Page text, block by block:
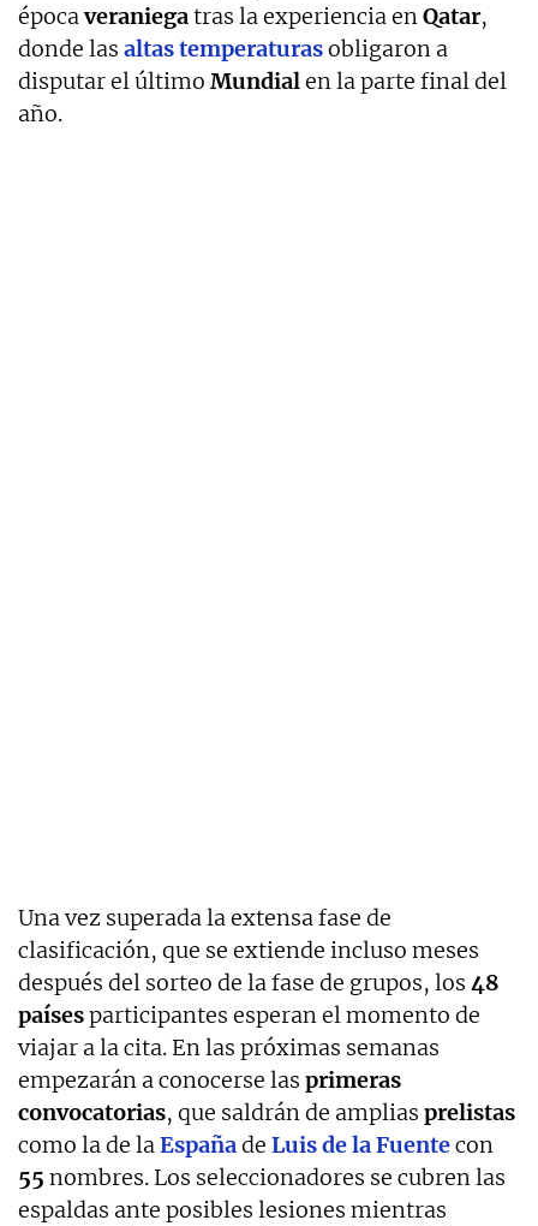
épocaveraniegatras la experiencia enQatar,
donde las altas temperaturasobligaron a
disputar el último Mundialen la parte final del
año.
Una vez superada la extensa fase de
clasificación, que se extiende incluso meses
después del sorteo de la fase de grupos, los 48
paísesparticipantes esperan el momento de
viajar a la cita. En las próximas semanas
empezarán a conocerse las primeras
convocatorias, que saldrán de amplias prelistas
como la de laEspañade Luis de la Fuentecon
55 nombres. Los seleccionadores se cubren las
espaldas ante posibles lesiones mientras